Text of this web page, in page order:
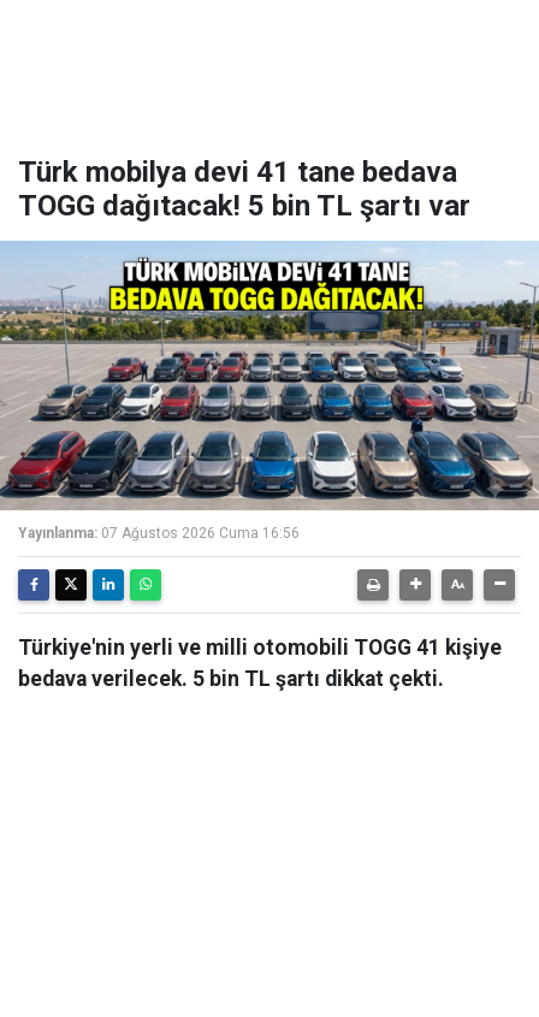
Türk mobilya devi 41 tane bedava
TOGG dağıtacak! 5 bin TL şartı var
Yayınlanma: 07 Ağustos 2026 Cuma 16:56
Türkiye'nin yerli ve milli otomobili TOGG 41 kişiye
bedava verilecek. 5 bin TL şartı dikkat çekti.